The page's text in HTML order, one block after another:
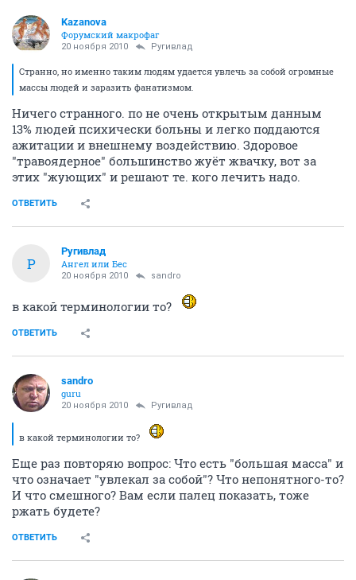
Kazanova
Форумский макрофаг
20 ноября 2010 Ругивлад
Странно, но именно таким людям удается увлечь за собой огромные
массы людей и заразить фанатизмом.
Ничего странного. по не очень открытым данным
13% людей психически больны и легко поддаются
ажитации и внешнему воздействию. Здоровое
"травоядерное" большинство жуёт жвачку, вот за
этих "жующих" и решают те. кого лечить надо.
ОТВЕТИТЬ
Р
Ругивлад
Ангел или Бес
20 ноября 2010 sandro
в какой терминологии то?
ОТВЕТИТЬ
sandro
guru
20 ноября 2010 Ругивлад
в какой терминологии то?
Еще раз повторяю вопрос: Что есть "большая масса" и
что означает "увлекал за собой"? Что непонятного-то?
И что смешного? Вам если палец показать, тоже
ржать будете?
ОТВЕТИТЬ